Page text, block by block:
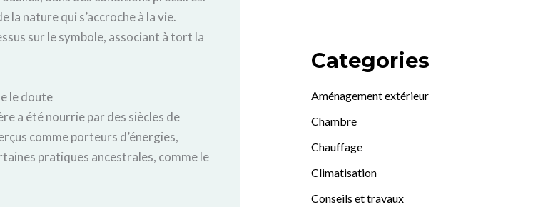
la nature qui s’accroche à la vie.
sur le symbole, associant à tort la
le doute
a été nourrie par des siècles de
comme porteurs d’énergies,
pratiques ancestrales, comme le
Categories
Aménagement extérieur
Chambre
Chauffage
Climatisation
Conseils et travaux